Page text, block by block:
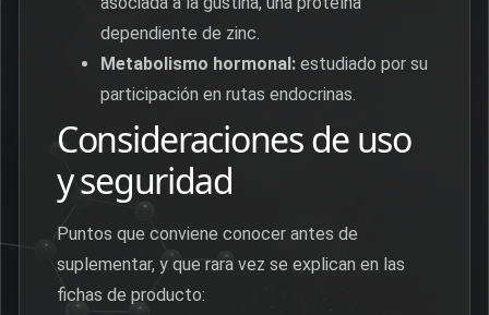
dependiente de zinc.
Metabolismo hormonal: estudiado por su
participación en rutas endocrinas.
Consideraciones de uso
y seguridad
Puntos que conviene conocer antes de
suplementar, y que rara vez se explican en las
fichas de producto: